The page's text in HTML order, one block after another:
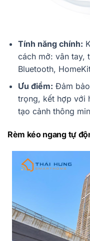
Tính năng chính:
cách mở: vân tay,
Bluetooth,
Ưu điểm: Đảm
trọng, kết hợp với
tạo cảnh thông
Rèm kéo ngang tự